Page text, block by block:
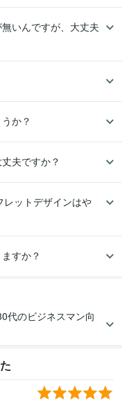
いんですが、大丈夫
か？
夫ですか？
ットデザインはや
すか？
のビジネスマン向